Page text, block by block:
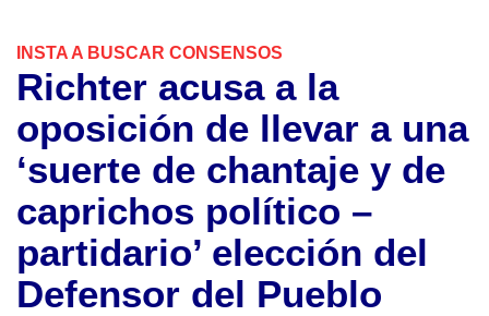
INSTA A BUSCAR CONSENSOS
Richter acusa a la
oposición de llevar a una
‘suerte de chantaje y de
caprichos político –
partidario’ elección del
Defensor del Pueblo